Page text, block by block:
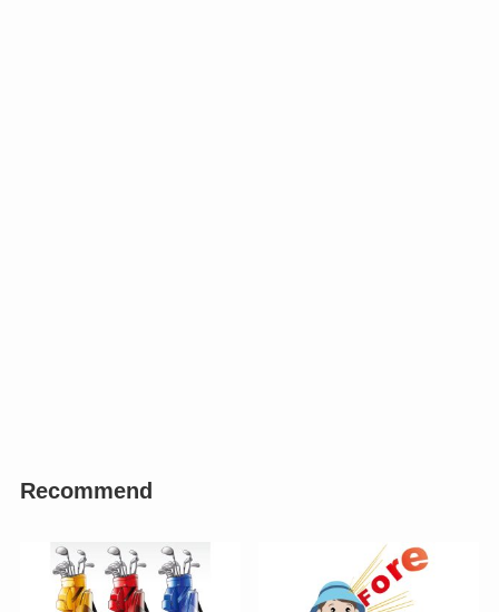
Recommend